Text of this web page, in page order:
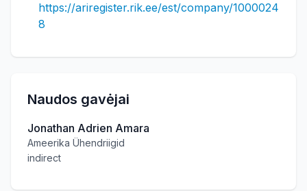
https://ariregister.rik.ee/est/company/1000024
8
Naudos gavėjai
Jonathan Adrien Amara
Ameerika Ühendriigid
indirect